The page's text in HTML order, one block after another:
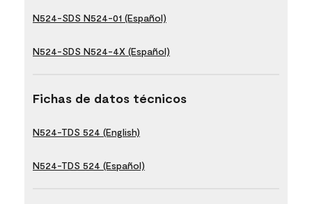
N524-SDS N524-01 (Español)
N524-SDS N524-4X (Español)
Fichas de datos técnicos
N524-TDS 524 (English)
N524-TDS 524 (Español)